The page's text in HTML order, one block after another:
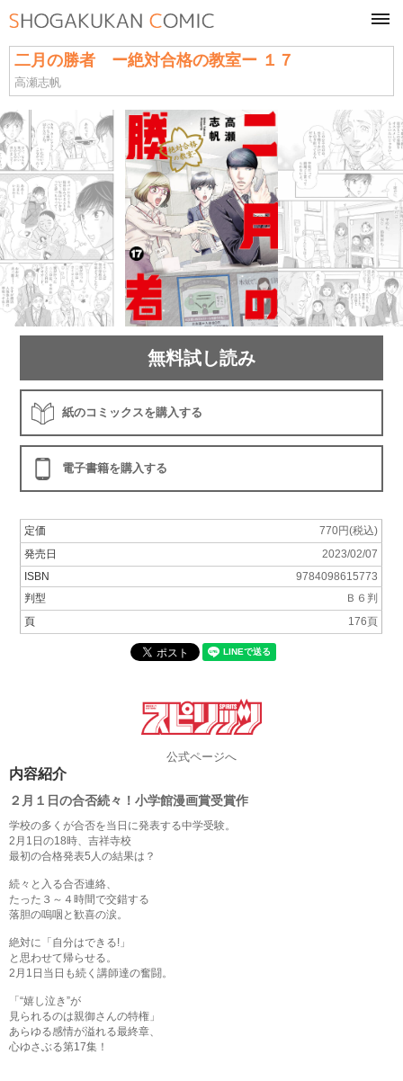
二月の勝者 ー絶対合格の教室ー １７
高瀬志帆
無料試し読み
紙のコミックスを購入する
電子書籍を購入する
定価
770円(税込)
発売日
2023/02/07
ISBN
9784098615773
判型
Ｂ６判
頁
176頁
公式ページへ
内容紹介
２月１日の合否続々！小学館漫画賞受賞作
学校の多くが合否を当日に発表する中学受験。
2月1日の18時、吉祥寺校
最初の合格発表5人の結果は？
続々と入る合否連絡、
たった３～４時間で交錯する
落胆の嗚咽と歓喜の涙。
絶対に「自分はできる!」
と思わせて帰らせる。
2月1日当日も続く講師達の奮闘。
「“嬉し泣き”が
見られるのは親御さんの特権」
あらゆる感情が溢れる最終章、
心ゆさぶる第17集！